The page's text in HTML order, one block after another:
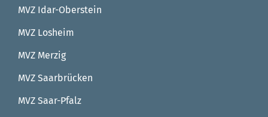
MVZ Idar-Oberstein
MVZ Losheim
MVZ Merzig
MVZ Saarbrücken
MVZ Saar-Pfalz